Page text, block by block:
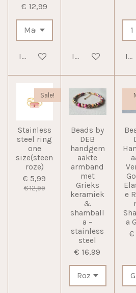
€ 12,99
In winkelwagenIn winkelwagenIn
Sale!
Stainless
steel ring
one
size(steen
roze)
€ 5,99
€ 12,99
Beads by
DEB
handgem
aakte
armband
met
Grieks
keramiek
&
shamball
a –
stainless
steel
€ 16,99
e
a
€